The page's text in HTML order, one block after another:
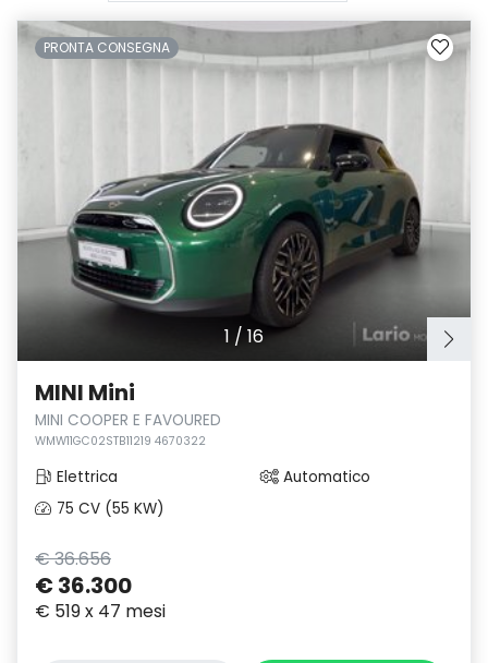
1 / 16
PRONTA CONSEGNA
MINI Mini
MINI COOPER E FAVOURED
WMW11GC02STB11219 4670322
Elettrica
Automatico
75 CV (55 KW)
€ 36.656
€ 36.300
€ 519 x 47 mesi